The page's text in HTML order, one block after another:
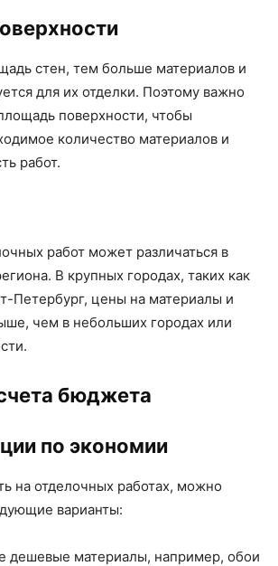
стен, тем больше материалов и
для их отделки. Поэтому важно
поверхности, чтобы
количество материалов и
работ.
работ может различаться в
В крупных городах, таких как
Петербург, цены на материалы и
чем в небольших городах или
бюджета
по экономии
на отделочных работах, можно
варианты:
дешевые материалы, например, обои